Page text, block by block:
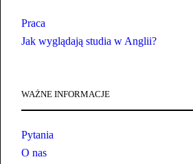
Praca
Jak wyglądają studia w Anglii?
WAŻNE INFORMACJE
Pytania
O nas